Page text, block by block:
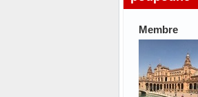
Membre